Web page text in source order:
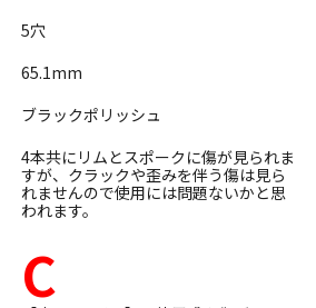
5穴
65.1mm
ブラックポリッシュ
4本共にリムとスポークに傷が見られま
すが、クラックや歪みを伴う傷は見ら
れませんので使用には問題ないかと思
われます。
C